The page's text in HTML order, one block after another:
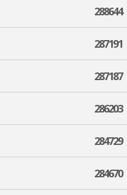
288644
287191
287187
286203
284729
284670